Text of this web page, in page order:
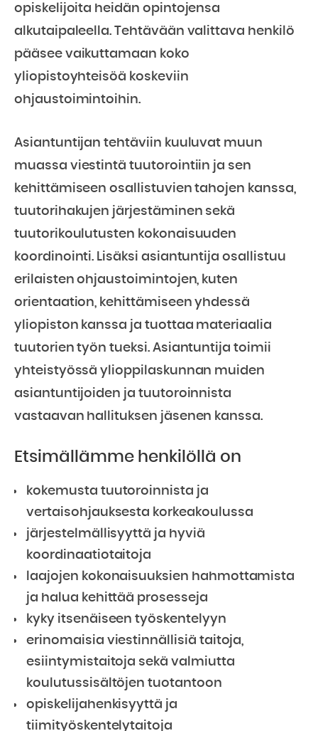
opiskelijoita heidän opintojensa
alkutaipaleella. Tehtävään valittava henkilö
pääsee vaikuttamaan koko
yliopistoyhteisöä koskeviin
ohjaustoimintoihin.
Asiantuntijan tehtäviin kuuluvat muun
muassa viestintä tuutorointiin ja sen
kehittämiseen osallistuvien tahojen kanssa,
tuutorihakujen järjestäminen sekä
tuutorikoulutusten kokonaisuuden
koordinointi. Lisäksi asiantuntija osallistuu
erilaisten ohjaustoimintojen, kuten
orientaation, kehittämiseen yhdessä
yliopiston kanssa ja tuottaa materiaalia
tuutorien työn tueksi. Asiantuntija toimii
yhteistyössä ylioppilaskunnan muiden
asiantuntijoiden ja tuutoroinnista
vastaavan hallituksen jäsenen kanssa.
Etsimällämme henkilöllä on
kokemusta tuutoroinnista ja
vertaisohjauksesta korkeakoulussa
järjestelmällisyyttä ja hyviä
koordinaatiotaitoja
laajojen kokonaisuuksien hahmottamista
ja halua kehittää prosesseja
kyky itsenäiseen työskentelyyn
erinomaisia viestinnällisiä taitoja,
esiintymistaitoja sekä valmiutta
koulutussisältöjen tuotantoon
opiskelijahenkisyyttä ja
tiimityöskentelytaitoja